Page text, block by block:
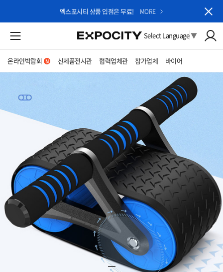
엑스포시티 상품 입점은 무료! MORE
Select Language▼
온라인박람회 신제품전시관 협력업체관 참가업체 바이어